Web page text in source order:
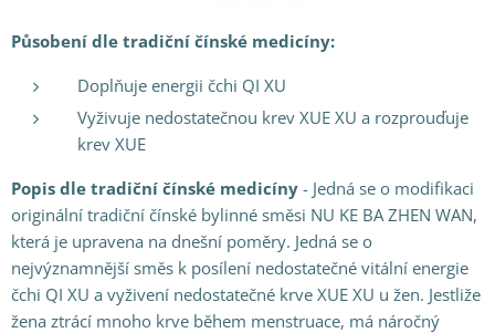
Působení dle tradiční čínské medicíny:
Doplňuje energii čchi QI XU
Vyživuje nedostatečnou krev XUE XU a rozprouďuje
krev XUE
Popis dle tradiční čínské medicíny - Jedná se o modifikaci
originální tradiční čínské bylinné směsi NU KE BA ZHEN WAN,
která je upravena na dnešní poměry. Jedná se o
nejvýznamnější směs k posílení nedostatečné vitální energie
čchi QI XU a vyživení nedostatečné krve XUE XU u žen. Jestliže
žena ztrácí mnoho krve během menstruace, má náročný